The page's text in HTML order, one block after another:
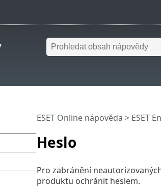
Heslo
ESET Online nápověda > ESET
Pro zabránění
produktu ochránit heslem.